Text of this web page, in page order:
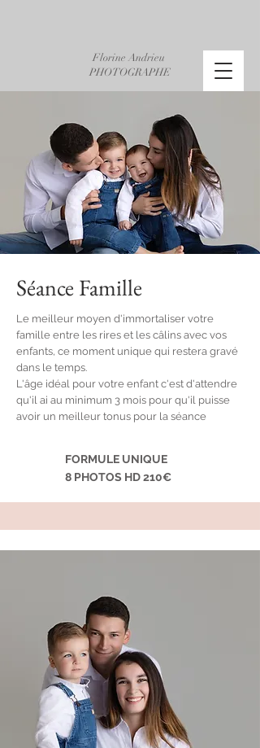
Florine Andrieu
PHOTOGRAPHE
Séance Famille
Le meilleur moyen d'immortaliser votre
famille entre les rires et les câlins avec vos
enfants, ce moment unique qui restera gravé
dans le temps.
L'âge idéal pour votre enfant c'est d'attendre
qu'il ai au minimum 3 mois pour qu'il puisse
avoir un meilleur tonus pour la séance
FORMULE UNIQUE
8 PHOTOS HD 210€